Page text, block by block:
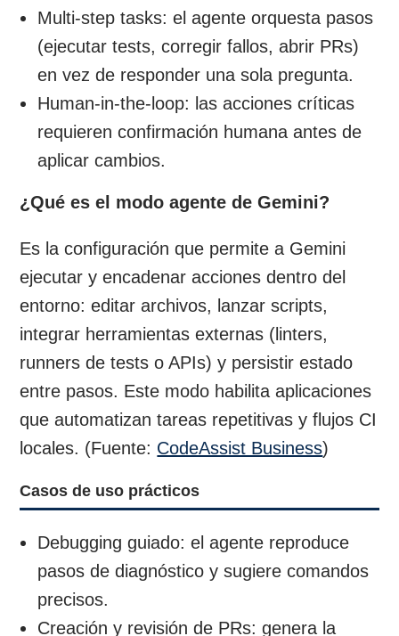
Multi-step tasks: el agente orquesta pasos
(ejecutar tests, corregir fallos, abrir PRs)
en vez de responder una sola pregunta.
Human-in-the-loop: las acciones críticas
requieren confirmación humana antes de
aplicar cambios.
¿Qué es el modo agente de Gemini?
Es la configuración que permite a Gemini
ejecutar y encadenar acciones dentro del
entorno: editar archivos, lanzar scripts,
integrar herramientas externas (linters,
runners de tests o APIs) y persistir estado
entre pasos. Este modo habilita aplicaciones
que automatizan tareas repetitivas y flujos CI
locales. (Fuente: CodeAssist Business)
Casos de uso prácticos
Debugging guiado: el agente reproduce
pasos de diagnóstico y sugiere comandos
precisos.
Creación y revisión de PRs: genera la